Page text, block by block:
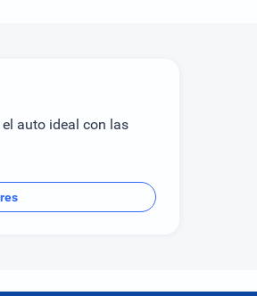
auto ideal con las